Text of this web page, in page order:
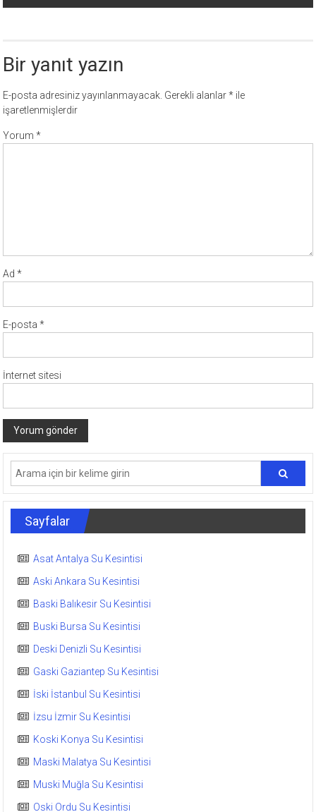
Bir yanıt yazın
E-posta adresiniz yayınlanmayacak. Gerekli alanlar* ile
işaretlenmişlerdir
Yorum*
Ad*
E-posta*
İnternet sitesi
Sayfalar
Asat Antalya Su Kesintisi
Aski Ankara Su Kesintisi
Baski Balıkesir Su Kesintisi
Buski Bursa Su Kesintisi
Deski Denizli Su Kesintisi
Gaski Gaziantep Su Kesintisi
İski İstanbul Su Kesintisi
İzsu İzmir Su Kesintisi
Koski Konya Su Kesintisi
Maski Malatya Su Kesintisi
Muski Muğla Su Kesintisi
Oski Ordu Su Kesintisi